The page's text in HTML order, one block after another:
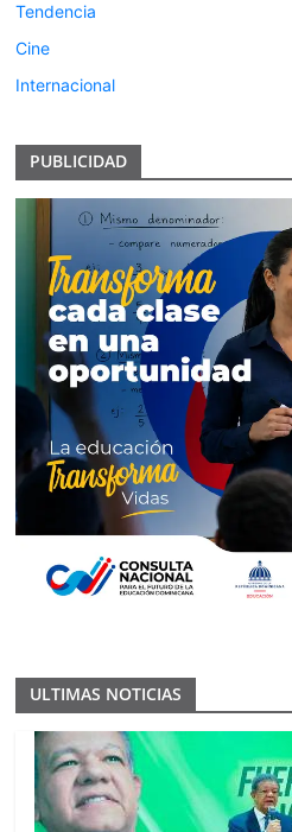
Tendencia
Cine
Internacional
PUBLICIDAD
ULTIMAS NOTICIAS